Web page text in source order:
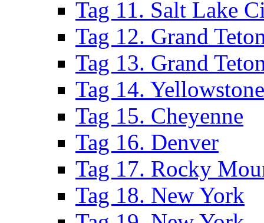
Tag 11. Salt Lake
Tag 12. Grand
Tag 13. Grand
Tag 14.
Tag 15. Cheyenne
Tag 16. Denver
Tag 17. Rocky
Tag 18. New York